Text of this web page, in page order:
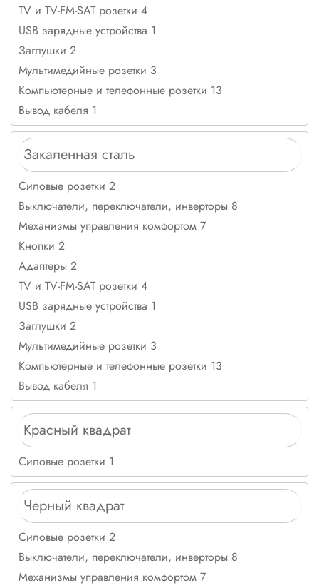
TV и TV-FM-SAT розетки 4
USB зарядные устройства 1
Заглушки 2
Мультимедийные розетки 3
Компьютерные и телефонные розетки 13
Вывод кабеля 1
Закаленная сталь
Силовые розетки 2
Выключатели, переключатели, инверторы 8
Механизмы управления комфортом 7
Кнопки 2
Адаптеры 2
TV и TV-FM-SAT розетки 4
USB зарядные устройства 1
Заглушки 2
Мультимедийные розетки 3
Компьютерные и телефонные розетки 13
Вывод кабеля 1
Красный квадрат
Силовые розетки 1
Черный квадрат
Силовые розетки 2
Выключатели, переключатели, инверторы 8
Механизмы управления комфортом 7